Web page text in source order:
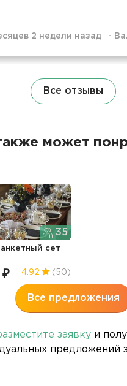
2 недели назад -
Все отзывы
может
35
сет
₽ 4.92 (50)
Все предложения
заявкуи
предложений